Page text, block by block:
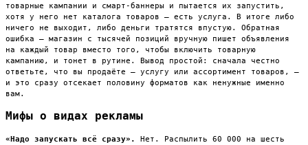
товарные кампании и смарт-баннеры и пытается их запустить,
хотя у него нет каталога товаров — есть услуга. В итоге либо
ничего не выходит, либо деньги тратятся впустую. Обратная
ошибка — магазин с тысячей позиций вручную пишет объявления
на каждый товар вместо того, чтобы включить товарную
кампанию, и тонет в рутине. Вывод простой: сначала честно
ответьте, что вы продаёте — услугу или ассортимент товаров, —
и это сразу отсекает половину форматов как ненужные именно
вам.
Мифы о видах рекламы
«Надо запускать всё сразу».
Нет. Распылить 60 000 на шесть